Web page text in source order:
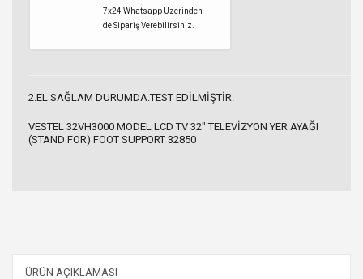
7x24 Whatsapp Üzerinden
de Sipariş Verebilirsiniz.
2.EL SAĞLAM DURUMDA.TEST EDİLMİŞTİR.
VESTEL 32VH3000 MODEL LCD TV 32" TELEVİZYON YER AYAĞI
(STAND FOR) FOOT SUPPORT 32850
ÜRÜN AÇIKLAMASI